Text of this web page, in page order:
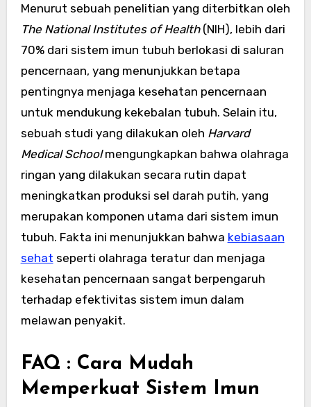
Menurut sebuah penelitian yang diterbitkan oleh
The National Institutes of Health(NIH), lebih dari
70% dari sistem imun tubuh berlokasi di saluran
pencernaan, yang menunjukkan betapa
pentingnya menjaga kesehatan pencernaan
untuk mendukung kekebalan tubuh. Selain itu,
sebuah studi yang dilakukan oleh Harvard
Medical Schoolmengungkapkan bahwa olahraga
ringan yang dilakukan secara rutin dapat
meningkatkan produksi sel darah putih, yang
merupakan komponen utama dari sistem imun
tubuh. Fakta ini menunjukkan bahwa kebiasaan
sehat seperti olahraga teratur dan menjaga
kesehatan pencernaan sangat berpengaruh
terhadap efektivitas sistem imun dalam
melawan penyakit.
FAQ : Cara Mudah
Memperkuat Sistem Imun